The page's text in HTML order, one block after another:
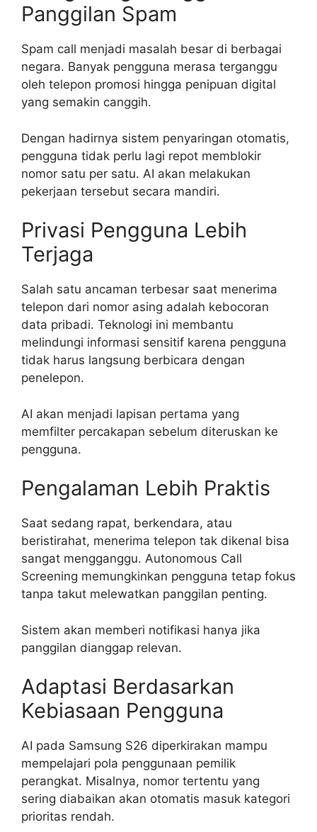
Panggilan Spam
Spam call menjadi masalah besar di berbagai
negara. Banyak pengguna merasa terganggu
oleh telepon promosi hingga penipuan digital
yang semakin canggih.
Dengan hadirnya sistem penyaringan otomatis,
pengguna tidak perlu lagi repot memblokir
nomor satu per satu. AI akan melakukan
pekerjaan tersebut secara mandiri.
Privasi Pengguna Lebih
Terjaga
Salah satu ancaman terbesar saat menerima
telepon dari nomor asing adalah kebocoran
data pribadi. Teknologi ini membantu
melindungi informasi sensitif karena pengguna
tidak harus langsung berbicara dengan
penelepon.
AI akan menjadi lapisan pertama yang
memfilter percakapan sebelum diteruskan ke
pengguna.
Pengalaman Lebih Praktis
Saat sedang rapat, berkendara, atau
beristirahat, menerima telepon tak dikenal bisa
sangat mengganggu. Autonomous Call
Screening memungkinkan pengguna tetap fokus
tanpa takut melewatkan panggilan penting.
Sistem akan memberi notifikasi hanya jika
panggilan dianggap relevan.
Adaptasi Berdasarkan
Kebiasaan Pengguna
AI pada Samsung S26 diperkirakan mampu
mempelajari pola penggunaan pemilik
perangkat. Misalnya, nomor tertentu yang
sering diabaikan akan otomatis masuk kategori
prioritas rendah.